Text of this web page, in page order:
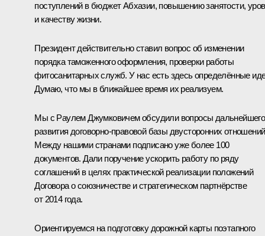
поступлений в бюджет Абхазии, повышению занятости,
и качеству жизни.
Президент действительно ставил вопрос об изменении
порядка таможенного оформления, проверки работы
фитосанитарных служб. У нас есть здесь определённые
Думаю, что мы в ближайшее время их реализуем.
Мы с Раулем Джумковичем обсудили вопросы дальнейшего
развития договорно-правовой базы двусторонних
Между нашими странами подписано уже более 100
документов. Дали поручение ускорить работу по ряду
соглашений в целях практической реализации положений
Договора о союзничестве и стратегическом партнёрстве
от 2014 года.
Ориентируемся на подготовку дорожной карты поэтапного